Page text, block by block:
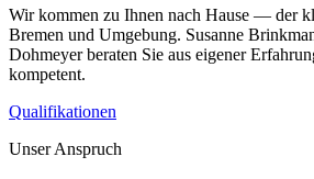
Wir kommen zu Ihnen nach Hause — der
Bremen und Umgebung. Susanne
Dohmeyer beraten Sie aus eigener
kompetent.
Qualifikationen
Unser Anspruch